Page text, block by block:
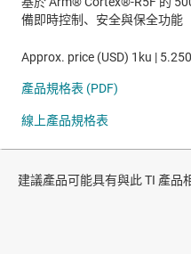
建議產品可能具有與此 TI 產品